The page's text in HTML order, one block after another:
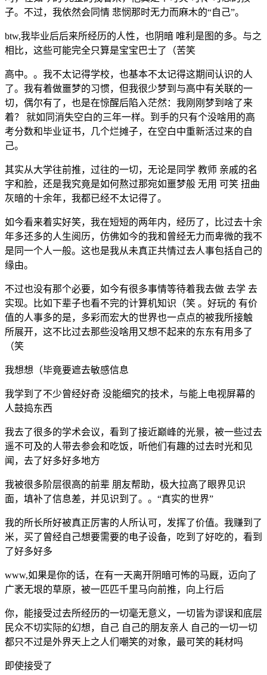
子。不过，我依然会同情 悲悯那时无力而麻木的“自己”。
btw,我毕业后后来所经历的人性，也阴暗 唯利是图的多。与之
相比，这些可能完全只算是宝宝巴士了（苦笑
高中。。我不太记得学校，也基本不太记得这期间认识的人
了。我有着做噩梦的习惯，但我很少梦到与高中有关联的一
切，偶尔有了，也是在惊醒后陷入茫然：我刚刚梦到啥了来
着？ 就如同消失空白的三年一样。到手的只有个没啥用的高
考分数和毕业证书，几个烂摊子，在空白中重新活过来的自
己。
其实从大学往前推，过往的一切，无论是同学 教师 亲戚的名
字和脸，还是我究竟是如何熬过那宛如噩梦般 无用 可笑 扭曲
灰暗的十余年，我都已经不太记得了。
如今看来着实好笑，我在短短的两年内，经历了，比过去十余
年多还多的人生阅历，仿佛如今的我和曾经无力而卑微的我不
是同一个人一般。这也是我从未真正共情过去人事包括自己的
缘由。
不过也没有那个必要，如今有很多事情等待着我去做 去学 去
实现。比如下辈子也看不完的计算机知识（笑 。好玩的 有价
值的人事多的是，多彩而宏大的世界也一点点的被我所接触
所展开，这不比过去那些没啥用又想不起来的东东有用多了
（笑
我想想（毕竟要遮去敏感信息
我学到了不少曾经好奇 没能细究的技术，与能上电视屏幕的
人鼓捣东西
我去了很多的学术会议，看到了接近巅峰的光景，被一些过去
遥不可及的人带去参会和吃饭，听他们有趣的过去时光和见
闻，去了好多好多地方
我被很多阶层很高的前辈 朋友帮助，极大拉高了眼界见识
面，填补了信息差，并见识到了。。“真实的世界”
我的所长所好被真正厉害的人所认可，发挥了价值。我赚到了
米，买了曾经自己想要需要的电子设备，吃到了好吃的，看到
了好多好多
www,如果是你的话，在有一天离开阴暗可怖的马厩，迈向了
广袤无垠的草原，被一匹匹千里马向前推，向上行后
你，能接受过去所经历的一切毫无意义，一切皆为谬误和底层
民众不切实际的幻想，自己 自己的朋友亲人 自己的一切一切
都只不过是外界天上之人们嘲笑的对象，最可笑的耗材吗
即使接受了